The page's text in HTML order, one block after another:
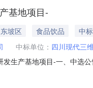
基地项目-
坡区 食品饮品
中
中标单位： 四川现代三
发生产基地项目-一、中
起三日内与项目委托单